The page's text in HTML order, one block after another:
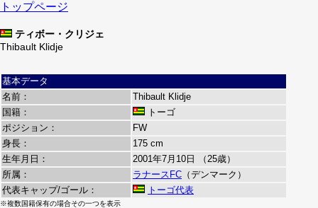
トップページ
ティボー・クリジェ
Thibault Klidje
基本データ
名前：
Thibault Klidje
国籍：
トーゴ
ポジション：
FW
身長：
175 cm
生年月日：
2001年7月10日 （25歳）
所属：
ラナースFC （デンマーク）
代表キャップ/ゴール：
トーゴ代表
※複数国籍保有の場合その一つを表示